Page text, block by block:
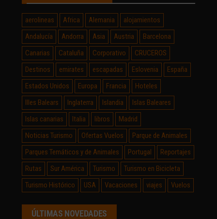
aerolineas Africa Alemania
alojamientos
Andalucía
Andorra Asia Austria
Barcelona
Canarias
Cataluña Corporativo
CRUCEROS
Destinos
emirates escapadas Eslovenia
España
Estados Unidos
Europa Francia
Hoteles
Illes Balears
Inglaterra Islandia
Islas Baleares
Islas canarias
Italia libros
Madrid
Noticias Turismo
Ofertas Vuelos
Parque de Animales
Parques Temáticos y de Animales
Portugal
Reportajes
Rutas
Sur América Turismo
Turismo en Bicicleta
Turismo Histórico
USA Vacaciones viajes Vuelos
ÚLTIMAS NOVEDADES